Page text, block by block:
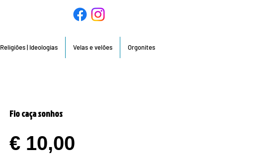
Religiões | Ideologias Velas e velões Orgonites
Fio caça sonhos
€ 10,00